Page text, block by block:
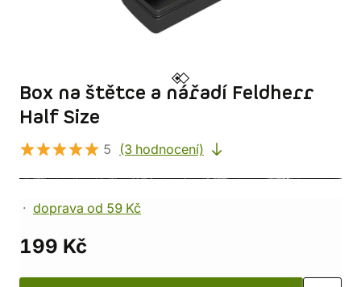
Box na štětce a nářadí Feldherr
Half Size
5 (3 hodnocení)
doprava od 59 Kč
199 Kč